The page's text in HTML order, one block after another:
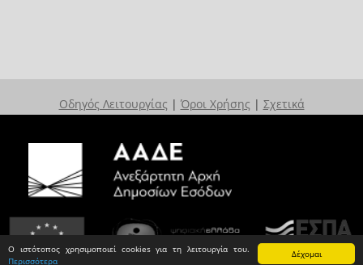
Δέχομαι
Ο ιστότοπος χρησιμοποιεί cookies για τη λειτουργία του.
Περισσότερα
Οδηγός Λειτουργίας | Όροι Χρήσης | Σχετικά